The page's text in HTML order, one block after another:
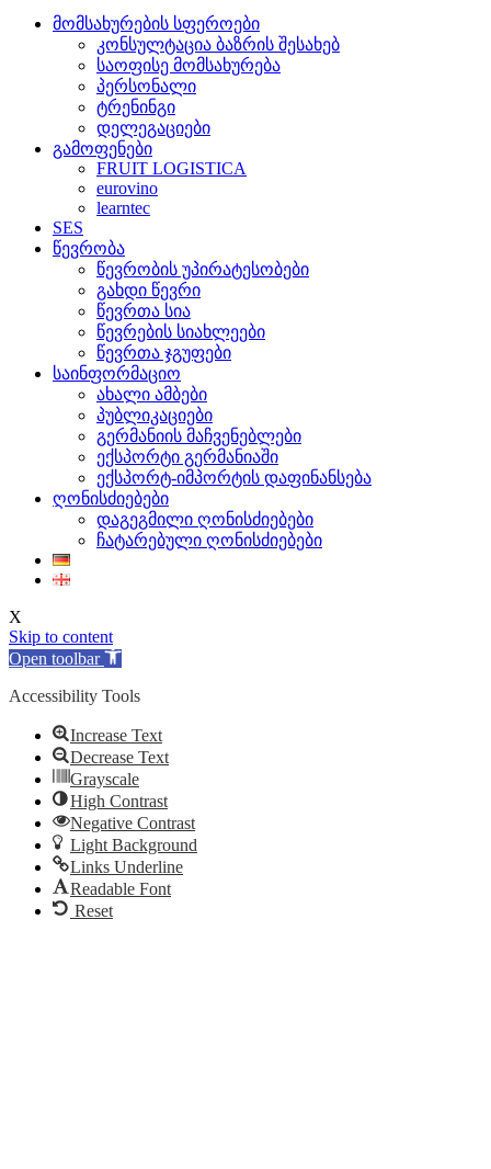
მომსახურების სფეროები
კონსულტაცია ბაზრის შესახებ
საოფისე მომსახურება
პერსონალი
ტრენინგი
დელეგაციები
გამოფენები
FRUIT LOGISTICA
eurovino
learntec
SES
წევრობა
წევრობის უპირატესობები
გახდი წევრი
წევრთა სია
წევრების სიახლეები
წევრთა ჯგუფები
საინფორმაციო
ახალი ამბები
პუბლიკაციები
გერმანიის მაჩვენებლები
ექსპორტი გერმანიაში
ექსპორტ-იმპორტის დაფინანსება
ღონისძიებები
დაგეგმილი ღონისძიებები
ჩატარებული ღონისძიებები
X
Skip to content
Open toolbar
Accessibility Tools
Increase Text
Decrease Text
Grayscale
High Contrast
Negative Contrast
Light Background
Links Underline
Readable Font
Reset